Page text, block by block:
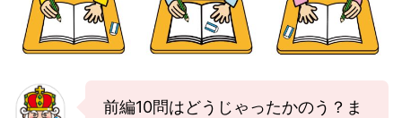
前編10問はどうじゃったかのう？ま